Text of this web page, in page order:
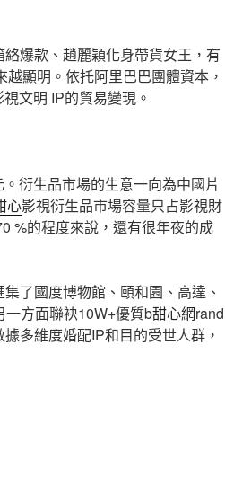
爆款、趙麗穎化身帶貨女王，有
越顯明。依托阿里巴巴團體資本，
文明 IP的貿易變現。
衍生品市場的生意一向為中國片
心影視衍生品市場容量只占影視財
%的程度來說，還有很年夜的成
集了國度博物館、頤和園、高達、
方面聯袂10W+優質b甜心網rand
多維度婚配IP和目的受世人群，